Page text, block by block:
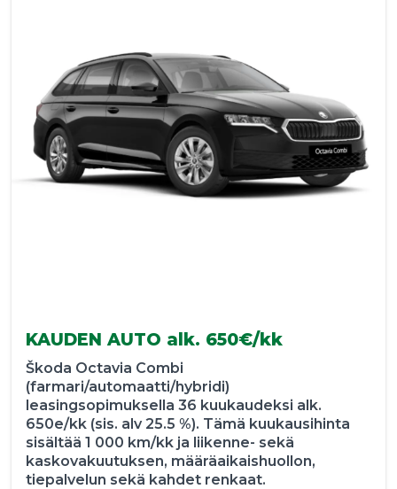
KAUDEN AUTO alk. 650€/kk
Škoda Octavia Combi
(farmari/automaatti/hybridi)
leasingsopimuksella 36 kuukaudeksi alk.
650e/kk (sis. alv 25.5 %). Tämä kuukausihinta
sisältää 1 000 km/kk ja liikenne- sekä
kaskovakuutuksen, määräaikaishuollon,
tiepalvelun sekä kahdet renkaat.